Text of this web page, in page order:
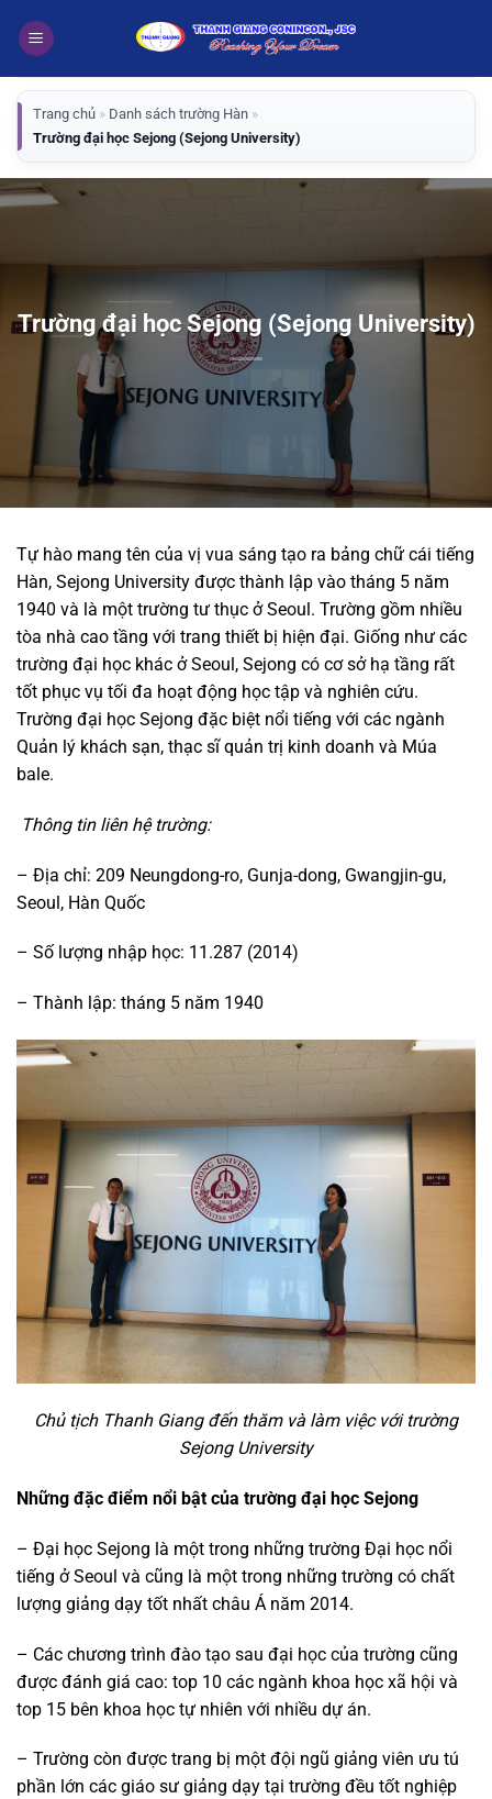
qua
dung
Trang chủ » Danh sách trường Hàn »
Trường đại học Sejong (Sejong University)
Trường đại học Sejong (Sejong University)
Tự hào mang tên của vị vua sáng tạo ra bảng chữ cái tiếng
Hàn, Sejong University được thành lập vào tháng 5 năm
1940 và là một trường tư thục ở Seoul. Trường gồm nhiều
tòa nhà cao tầng với trang thiết bị hiện đại. Giống như các
trường đại học khác ở Seoul, Sejong có cơ sở hạ tầng rất
tốt phục vụ tối đa hoạt động học tập và nghiên cứu.
Trường đại học Sejong đặc biệt nổi tiếng với các ngành
Quản lý khách sạn, thạc sĩ quản trị kinh doanh và Múa
bale.
Thông tin liên hệ trường:
– Địa chỉ: 209 Neungdong-ro, Gunja-dong, Gwangjin-gu,
Seoul, Hàn Quốc
– Số lượng nhập học: 11.287 (2014)
– Thành lập: tháng 5 năm 1940
Chủ tịch Thanh Giang đến thăm và làm việc với trường
Sejong University
Những đặc điểm nổi bật của trường đại học Sejong
– Đại học Sejong là một trong những trường Đại học nổi
tiếng ở Seoul và cũng là một trong những trường có chất
lượng giảng dạy tốt nhất châu Á năm 2014.
– Các chương trình đào tạo sau đại học của trường cũng
được đánh giá cao: top 10 các ngành khoa học xã hội và
top 15 bên khoa học tự nhiên với nhiều dự án.
– Trường còn được trang bị một đội ngũ giảng viên ưu tú
phần lớn các giáo sư giảng dạy tại trường đều tốt nghiệp